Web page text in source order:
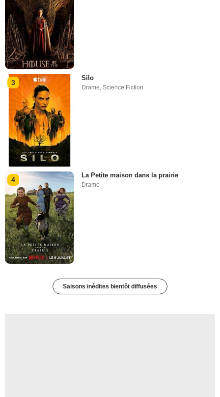
3
Silo
Drame ,Science Fiction
4
La Petite maison dans la prairie
Drame
Saisons inédites bientôt diffusées